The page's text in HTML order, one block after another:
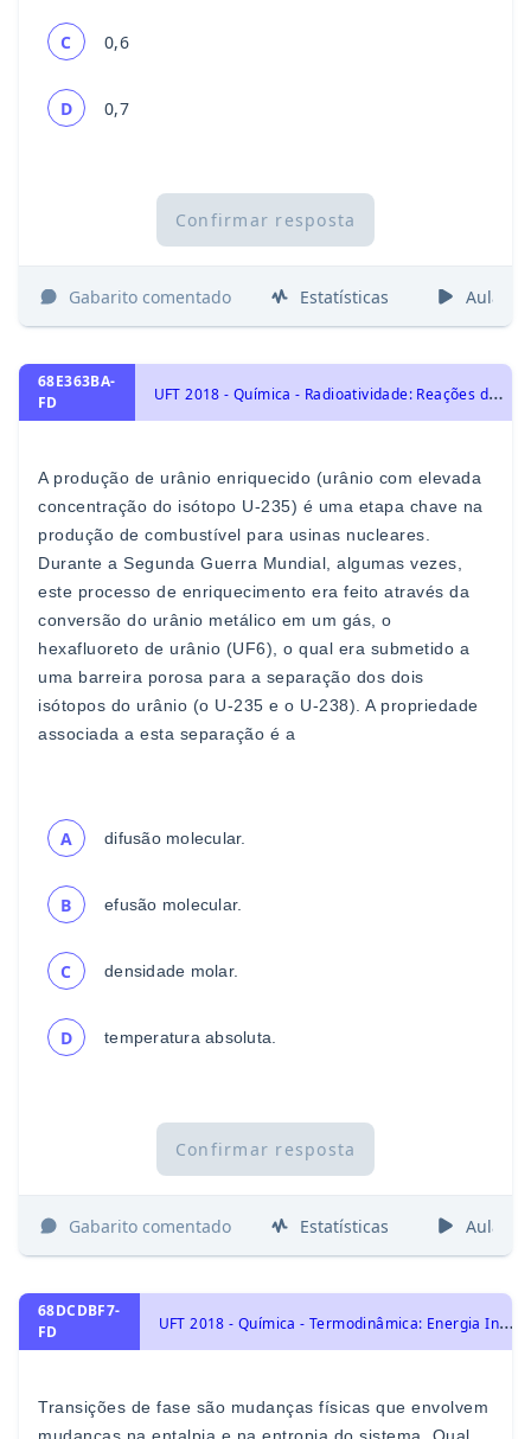
C 0,6
D 0,7
Confirmar resposta
Gabarito comentado Estatísticas Aulas
68E363BA-
FD
U
FT 2018 - Química - Radioatividade: Reações de Fissão e Fusão Nuclear, Desintegração Radioativa e Radioisótopos., Transformações Químicas e Energia
A produção de urânio enriquecido (urânio com elevada
concentração do isótopo U-235) é uma etapa chave na
produção de combustível para usinas nucleares.
Durante a Segunda Guerra Mundial, algumas vezes,
este processo de enriquecimento era feito através da
conversão do urânio metálico em um gás, o
hexafluoreto de urânio (UF6), o qual era submetido a
uma barreira porosa para a separação dos dois
isótopos do urânio (o U-235 e o U-238). A propriedade
associada a esta separação é a
A difusão molecular.
B efusão molecular.
C densidade molar.
D temperatura absoluta.
Confirmar resposta
Gabarito comentado Estatísticas Aulas
68DCDBF7-
FD
U
FT 2018 - Química - Termodinâmica: Energia Interna, Trabalho, Energia Livre de Gibbs e Entropia, Transformações Químicas e Energia
Transições de fase são mudanças físicas que envolvem